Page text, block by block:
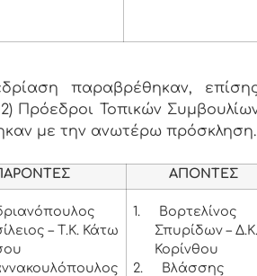
παραβρέθηκαν,
Πρόεδροι Τοπικών
με την ανωτέρω
ΑΠΟΝΤΕΣ
– Τ.Κ. Κάτω
1.
Βορτελίνος
Σπυρίδων –
Κορίνθου
2.
Βλάσσης